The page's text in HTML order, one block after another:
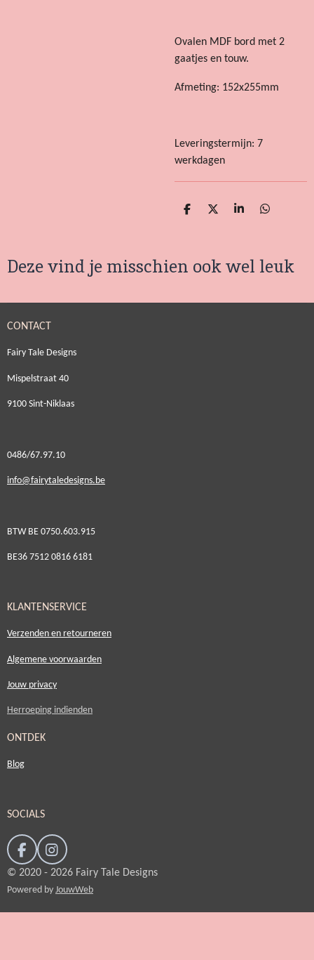
Ovalen MDF bord met 2
gaatjes en touw.
Afmeting: 152x255mm
Leveringstermijn: 7
werkdagen
D
D
S
e
D
n
Deze vind je misschien ook wel leuk
CONTACT
Fairy Tale Designs
Mispelstraat 40
9100 Sint-Niklaas
0486/67.97.10
info@fairytaledesigns.be
BTW BE 0750.603.915
BE36 7512 0816 6181
KLANTENSERVICE
Verzenden en retourneren
Algemene voorwaarden
Jouw privacy
Herroeping indienden
ONTDEK
Blog
SOCIALS
F
a
e
I
n
t
© 2020 - 2026 Fairy Tale Designs
Powered by JouwWeb